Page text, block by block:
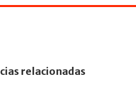
relacionadas